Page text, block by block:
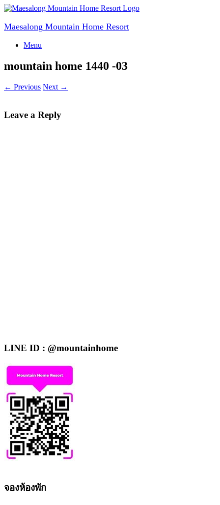
Skip
content
Maesalong Mountain Home Resort
Menu
mountain home 1440 -03
← Previous Next →
Leave a Reply
LINE ID : @mountainhome
จองห้องพัก